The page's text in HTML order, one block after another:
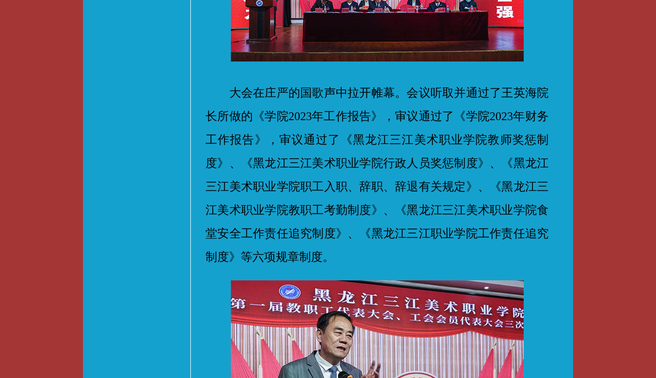
大会在庄严的国歌声中拉开帷幕。会议听取并通过了王英海院
长所做的《学院2023年工作报告》，审议通过了《学院2023年财务
工作报告》，审议通过了《黑龙江三江美术职业学院教师奖惩制
度》、《黑龙江三江美术职业学院行政人员奖惩制度》、《黑龙江
三江美术职业学院职工入职、辞职、辞退有关规定》、《黑龙江三
江美术职业学院教职工考勤制度》、《黑龙江三江美术职业学院食
堂安全工作责任追究制度》、《黑龙江三江职业学院工作责任追究
制度》等六项规章制度。